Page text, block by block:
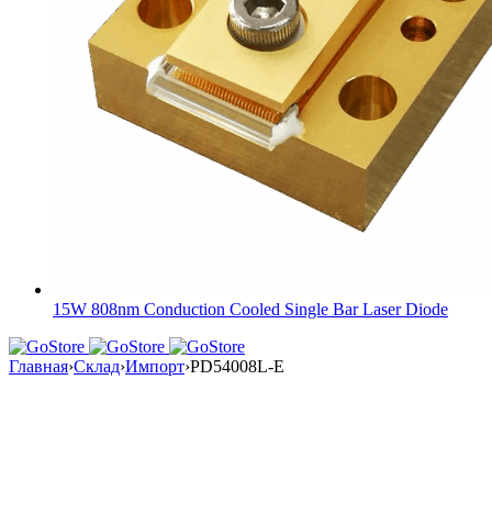
15W 808nm Conduction Cooled Single Bar Laser Diode
Главная›Склад›Импорт›PD54008L-E